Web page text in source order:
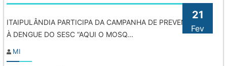
21
Fev
ITAIPULÂNDIA PARTICIPA DA CAMPANHA DE PREVENÇÃO
À DENGUE DO SESC “AQUI O MOSQ...
MI